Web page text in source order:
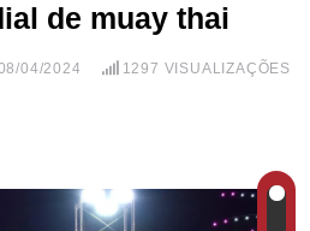
de muay thai
04/2024 1297 VISUALIZAÇÕES